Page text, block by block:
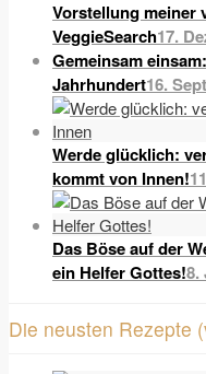
Vorstellung meiner
VeggieSearch17.
Gemeinsam
Jahrhundert16.
Werde glücklich:
kommt von Innen!
Das Böse auf der
ein Helfer Gottes!8.
Die neusten Rezepte